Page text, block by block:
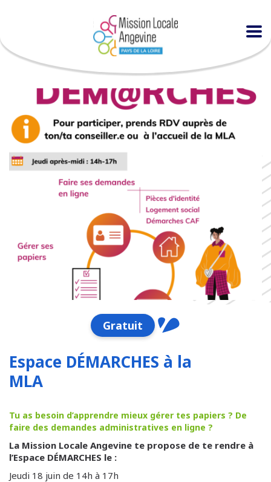
Agenda Espace DÉMARCHES à la MLA
Gratuit
Espace DÉMARCHES à la
MLA
Tu as besoin d’apprendre mieux gérer tes papiers ? De
faire des demandes administratives en ligne ?
La Mission Locale Angevine te propose de te rendre à
l’Espace DÉMARCHES le :
Jeudi 18 juin de 14h à 17h